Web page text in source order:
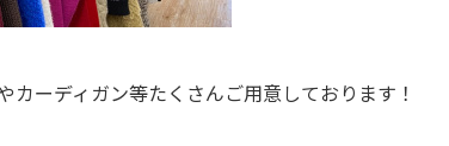
ーディガン等たくさんご用意しております！